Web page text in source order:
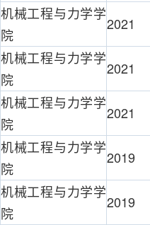
机械工程与力学学
院
2021
机械工程与力学学
院
2021
机械工程与力学学
院
2021
机械工程与力学学
院
2019
机械工程与力学学
院
2019